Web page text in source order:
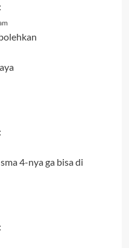
4-nya ga bisa di